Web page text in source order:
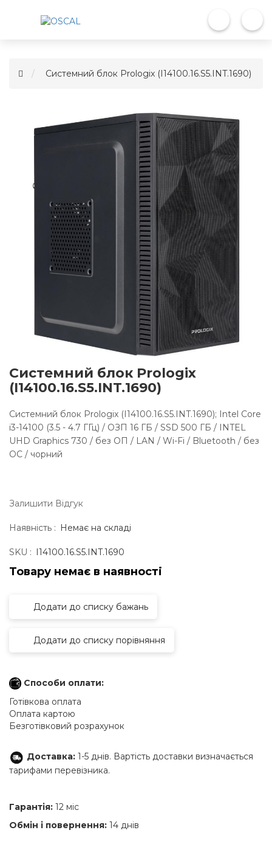
Системний блок Prologix (I14100.16.S5.INT.1690)
Системний блок Prologix
(I14100.16.S5.INT.1690)
Системний блок Prologix (I14100.16.S5.INT.1690); Intel Core
i3-14100 (3.5 - 4.7 ГГц) / ОЗП 16 ГБ / SSD 500 ГБ / INTEL
UHD Graphics 730 / без ОП / LAN / Wi-Fi / Bluetooth / без
ОС / чорний
Залишити Вiдгук
Наявність : Немає на складі
SKU : I14100.16.S5.INT.1690
Товару немає в наявностi
Додати до списку бажань
Додати до списку порівняння
Способи оплати:
Готівкова оплата
Оплата картою
Безготівковий розрахунок
Доставка: 1-5 днів. Вартість доставки визначається
тарифами перевізника.
Гарантія: 12 міс
Обмін і повернення: 14 днів